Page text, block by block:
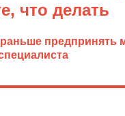
что делать